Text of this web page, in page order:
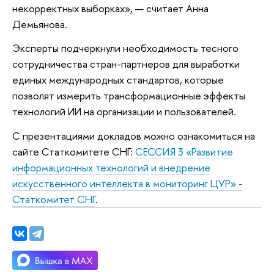
некорректных выборках», — считает Анна
Демьянова.
Эксперты подчеркнули необходимость тесного
сотрудничества стран-партнеров для выработки
единых международных стандартов, которые
позволят измерить трансформационные эффекты
технологий ИИ на организации и пользователей.
С презентациями докладов можно ознакомиться на
сайте Статкомитете СНГ: СЕССИЯ 3 «Развитие
информационных технологий и внедрение
искусственного интеллекта в мониторинг ЦУР» -
Статкомитет СНГ.